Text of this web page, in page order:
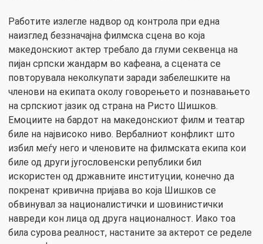
Работите излегле надвор од контрола при една
наизглед беззначајна филмска сцена во која
македонскиот актер требало да глуми секвенца на
пијан српски жандарм во кафеана, а сцената се
повторувала неколкупати заради забелешките на
членови на екипата околу говорењето и познавањето
на српскиот јазик од страна на Ристо Шишков.
Емоциите на бардот на македонскиот филм и театар
биле на највисоко ниво. Вербалниот конфликт што
избил меѓу него и членовите на филмската екипа кои
биле од други југословенски републики бил
искористен од државните институции, конечно да
покренат кривична пријава во која Шишков се
обвинувал за националистички и шовинистички
навреди кон лица од друга националност. Иако тоа
била сурова реалност, настаните за актерот се ределе